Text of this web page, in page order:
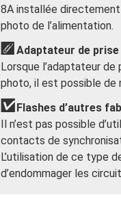
8A installée directement
photo de l’alimentation.
Adaptateur de
Lorsque l’adaptateur
photo, il est possible de
Flashes d’autres
Il n’est pas possible
contacts de
L’utilisation de ce type
d’endommager les